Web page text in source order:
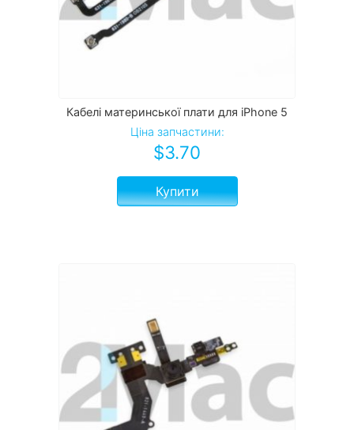
Кабелі материнської плати для iPhone 5
Ціна запчастини:
$3.70
Купити